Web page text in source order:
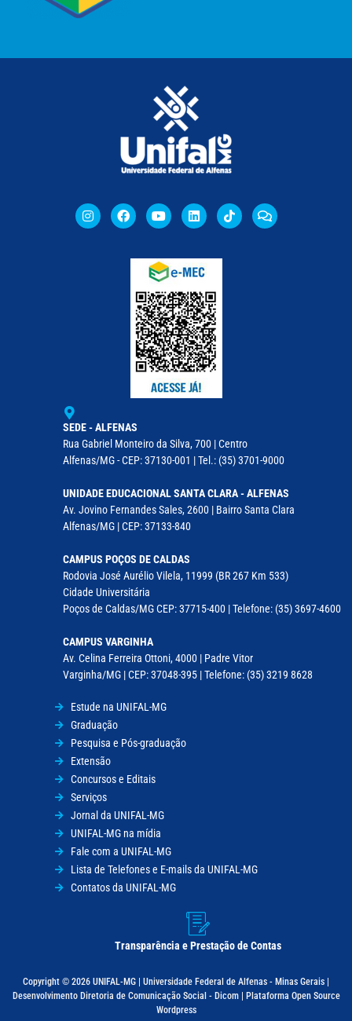
SEDE - ALFENAS
Rua Gabriel Monteiro da Silva, 700 | Centro
Alfenas/MG - CEP: 37130-001 | Tel.: (35) 3701-9000
UNIDADE EDUCACIONAL SANTA CLARA - ALFENAS
Av. Jovino Fernandes Sales, 2600 | Bairro Santa Clara
Alfenas/MG | CEP: 37133-840
CAMPUS POÇOS DE CALDAS
Rodovia José Aurélio Vilela, 11999 (BR 267 Km 533)
Cidade Universitária
Poços de Caldas/MG CEP: 37715-400 | Telefone: (35) 3697-4600
CAMPUS VARGINHA
Av. Celina Ferreira Ottoni, 4000 | Padre Vitor
Varginha/MG | CEP: 37048-395 | Telefone: (35) 3219 8628
Estude na UNIFAL-MG
Graduação
Pesquisa e Pós-graduação
Extensão
Concursos e Editais
Serviços
Jornal da UNIFAL-MG
UNIFAL-MG na mídia
Fale com a UNIFAL-MG
Lista de Telefones e E-mails da UNIFAL-MG
Contatos da UNIFAL-MG
Transparência e Prestação de Contas
Copyright © 2026 UNIFAL-MG | Universidade Federal de Alfenas - Minas Gerais |
Desenvolvimento Diretoria de Comunicação Social - Dicom | Plataforma Open Source
Wordpress